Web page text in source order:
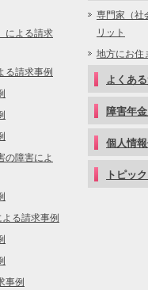
による請求
る請求事例
の障害によ
る請求事例
事例
専門家（社
リット
地方にお住
よくあ
障害年
個人情
トピッ